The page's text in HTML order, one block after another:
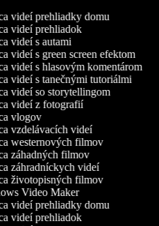
videí prehliadky domu
videí prehliadok
videí s autami
videí s green screen efektom
videí s hlasovým komentárom
videí s tanečnými tutoriálmi
videí so storytellingom
videí z fotografií
vlogov
vzdelávacích videí
westernových filmov
záhadných filmov
záhradníckych videí
životopisných filmov
Video Maker
videí prehliadky domu
videí prehliadok